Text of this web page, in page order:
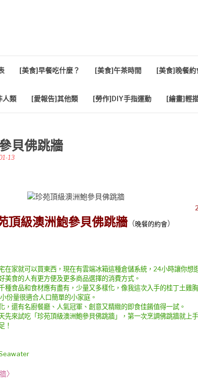
[美食]早餐吃什麼？ [美食]午茶時間 [美食]晚餐約
人類 [愛報告]其他類 [勞作]DIY手指運動 [繪畫]輕
貝佛跳牆
13
頂級澳洲鮑參貝佛跳牆 （晚餐的約會）
在家就可以買東西，現在有雲端冰箱這種倉儲系統，24小時讓你想
美食的人有更方便及更多商品選擇的消費方式。
食品和食材應有盡有，少量又多樣化，像我這次入手的桂丁土雞
份量很適合人口簡單的小家庭。
還有名廚餐廳、人氣冠軍、創意又精緻的即食佳餚值得一試。
來試吃「珍苑頂級澳洲鮑參貝佛跳牆」，第一次烹調佛跳牆就上
！
〉